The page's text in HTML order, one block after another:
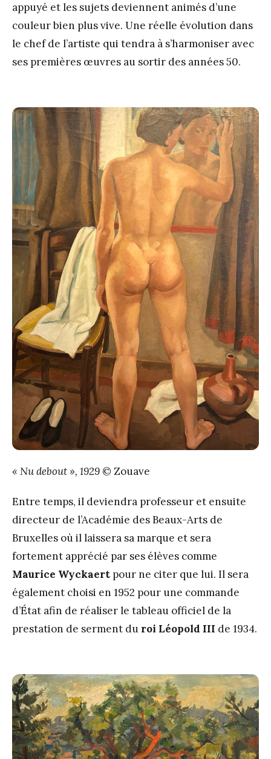
appuyé et les sujets deviennent animés d’une
couleur bien plus vive. Une réelle évolution dans
le chef de l’artiste qui tendra à s’harmoniser avec
ses premières œuvres au sortir des années 50.
« Nu debout », 1929 © Zouave
Entre temps, il deviendra professeur et ensuite
directeur de l’Académie des Beaux-Arts de
Bruxelles où il laissera sa marque et sera
fortement apprécié par ses élèves comme
Maurice Wyckaert pour ne citer que lui. Il sera
également choisi en 1952 pour une commande
d’État afin de réaliser le tableau officiel de la
prestation de serment du roi Léopold III de 1934.